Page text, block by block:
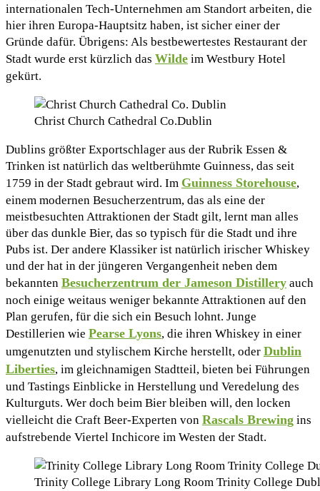
internationalen Tech-Unternehmen am Standort arbeiten, die
hier ihren Europa-Hauptsitz haben, ist sicher einer der
Gründe dafür. Übrigens: Als bestbewertestes Restaurant der
Stadt wurde erst kürzlich das Wilde im Westbury Hotel
gekürt.
Christ Church Cathedral Co.Dublin
Dublins größter Exportschlager aus der Rubrik Essen &
Trinken ist natürlich das weltberühmte Guinness, das seit
1759 in der Stadt gebraut wird. Im Guinness Storehouse,
einem modernen Besucherzentrum, das als eine der
meistbesuchten Attraktionen der Stadt gilt, lernt man alles
über das dunkle Bier, das so typisch für die Stadt und ihre
Pubs ist. Der andere Klassiker ist natürlich irischer Whiskey
und der hat in der jüngeren Vergangenheit neben dem
bekannten Besucherzentrum der Jameson Distillery auch
noch einige weitaus weniger bekannte Attraktionen auf den
Plan gerufen, für die sich ein Besuch lohnt. Junge
Destillerien wie Pearse Lyons, die ihren Whiskey in einer
umgenutzten und stylischem Kirche herstellt, oder Dublin
Liberties, im gleichnamigen Stadtteil, bieten bei Führungen
und Tastings Einblicke in Herstellung und Veredelung des
Kulturguts. Wer doch beim Bier bleiben will, den locken
vielleicht die Craft Beer-Experten von Rascals Brewing ins
aufstrebende Viertel Inchicore im Westen der Stadt.
Trinity College Library Long Room Trinity College